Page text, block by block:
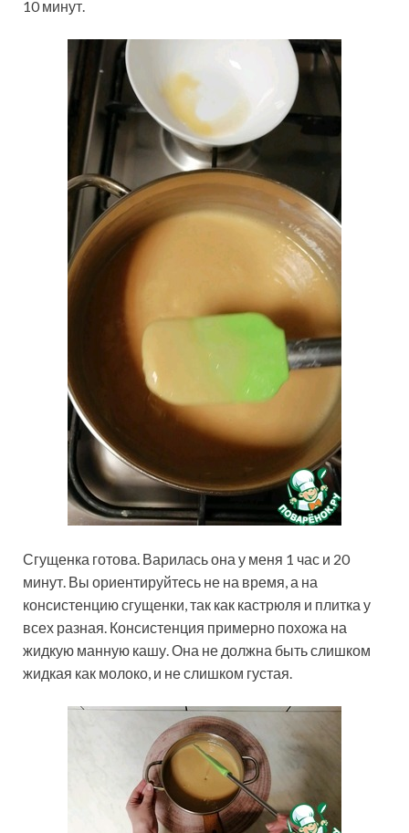
10 минут.
Сгущенка готова. Варилась она у меня 1 час и 20
минут. Вы ориентируйтесь не на время, а на
консистенцию сгущенки, так как кастрюля и плитка у
всех разная. Консистенция примерно похожа на
жидкую манную кашу. Она не должна быть слишком
жидкая как молоко, и не слишком густая.